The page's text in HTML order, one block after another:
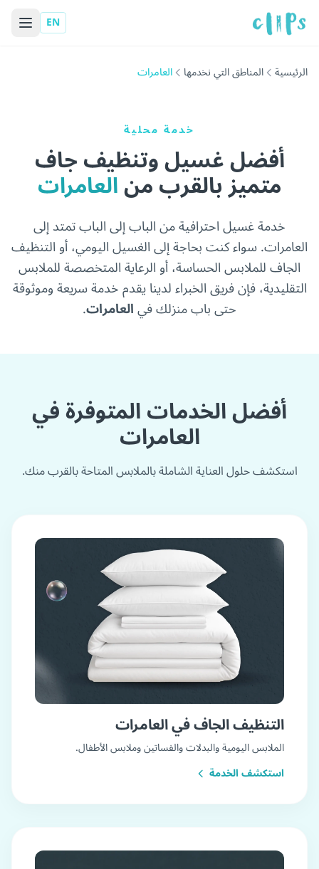
EN
الرئيسية المناطق التي نخدمها العامرات
خدمة محلية
أفضل غسيل وتنظيف جاف
متميز بالقرب منالعامرات
خدمة غسيل احترافية من الباب إلى الباب تمتد إلى
العامرات. سواء كنت بحاجة إلى الغسيل اليومي، أو التنظيف
الجاف للملابس الحساسة، أو الرعاية المتخصصة للملابس
التقليدية، فإن فريق الخبراء لدينا يقدم خدمة سريعة وموثوقة
حتى باب منزلك فيالعامرات.
أفضل الخدمات المتوفرة في
العامرات
استكشف حلول العناية الشاملة بالملابس المتاحة بالقرب منك.
التنظيف الجاف في العامرات
الملابس اليومية والبدلات والفساتين وملابس الأطفال.
استكشف الخدمة